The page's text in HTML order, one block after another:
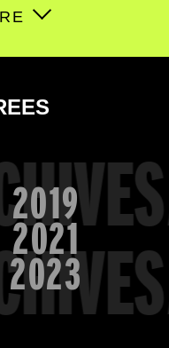
2019
2021
2023